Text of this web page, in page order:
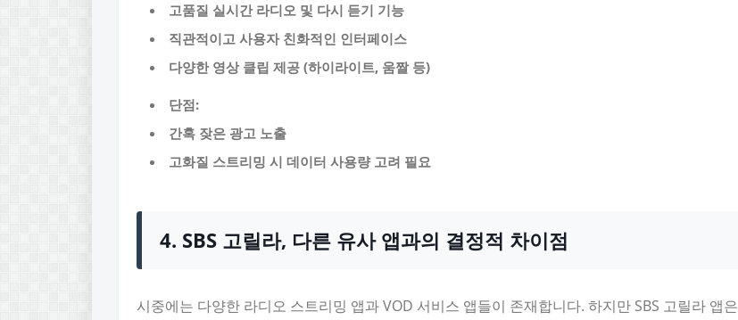
고품질 실시간 라디오 및 다시 듣기 기능
직관적이고 사용자 친화적인 인터페이스
다양한 영상 클립 제공 (하이라이트, 움짤 등)
단점:
간혹 잦은 광고 노출
고화질 스트리밍 시 데이터 사용량 고려 필요
4. SBS 고릴라, 다른 유사 앱과의 결정적 차이점
시중에는 다양한 라디오 스트리밍 앱과 VOD 서비스 앱들이 존재합니다. 하지만 SBS 고릴라 앱은